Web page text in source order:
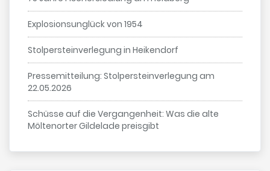
Explosionsunglück von 1954
Stolpersteinverlegung in Heikendorf
Pressemitteilung: Stolpersteinverlegung am
22.05.2026
Schüsse auf die Vergangenheit: Was die alte
Möltenorter Gildelade preisgibt